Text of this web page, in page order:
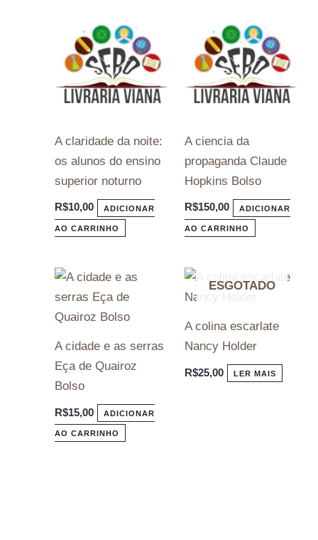
A claridade da noite:
os alunos do ensino
superior noturno
R$10,00 ADICIONAR
AO CARRINHO
A ciencia da
propaganda Claude
Hopkins Bolso
R$150,00 ADICIONAR
AO CARRINHO
A cidade e as serras
Eça de Quairoz
Bolso
R$15,00 ADICIONAR
AO CARRINHO
ESGOTADO
A colina escarlate
Nancy Holder
R$25,00 LER MAIS